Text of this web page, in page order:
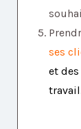
ses
et
travail